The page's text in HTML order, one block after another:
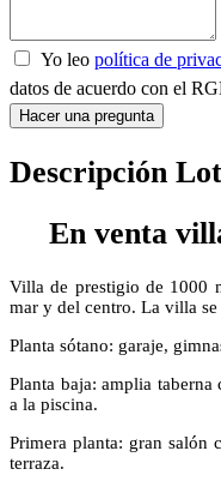
Yo leo política de
datos de acuerdo con el
Hacer una pregunta
Descripción
En venta
Villa de prestigio de 1000
mar y del centro. La villa
Planta sótano: garaje,
Planta baja: amplia
a la piscina.
Primera planta: gran salón
terraza.